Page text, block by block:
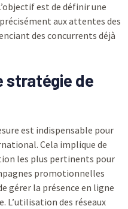
est de définir une
aux attentes des
des concurrents déjà
stratégie de
est indispensable pour
Cela implique de
les plus pertinents pour
promotionnelles
gérer la présence en ligne
L’utilisation des réseaux